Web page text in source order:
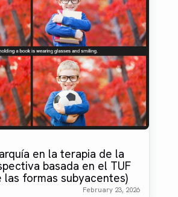
en la terapia de la
basada en el TUF
formas subyacentes)
February 23, 2026